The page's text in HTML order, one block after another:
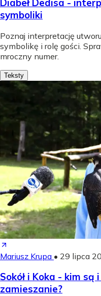
Diabeł Dedisa -
symboliki
Poznaj interpretację
symbolikę i rolę gości.
mroczny numer.
Teksty
Mariusz Krupa • 29 lipca
Sokół i Koka - kim są
zamieszanie?